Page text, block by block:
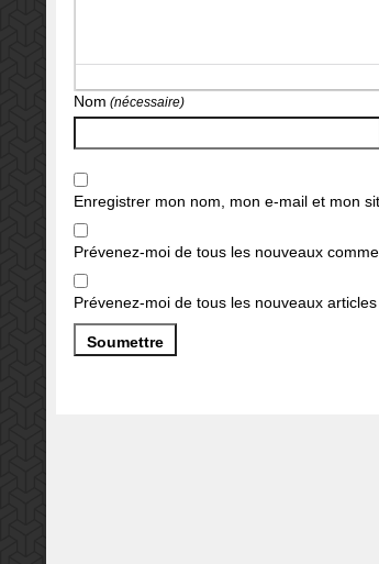
Nom (nécessaire)
Enregistrer mon nom, mon e-mail et mon
Prévenez-moi de tous les nouveaux
Prévenez-moi de tous les nouveaux